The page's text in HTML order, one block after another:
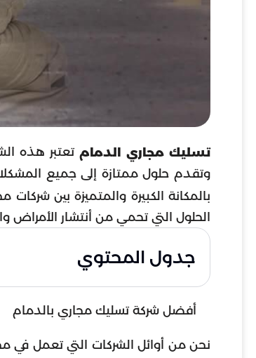
تسليك مجاري الدمام تعتبر هذه
وتقدم حلول ممتازة إلى جميع
بالمكانة الكبيرة والمتميزة بين
الحلول التي تحمي من أنتشار الأمراض
جدول المحتوي
أفضل شركة تسليك مجاري بالدمام
نحن من أوائل الشركات التي تعمل في